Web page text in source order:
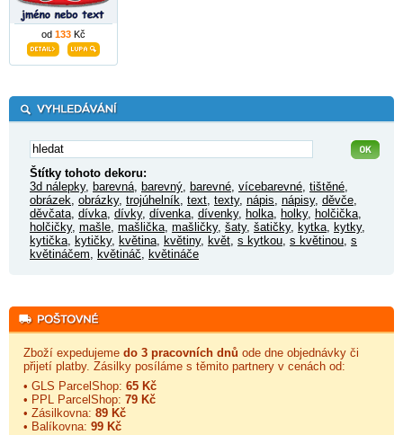
od 133 Kč
Štítky tohoto dekoru:
3d nálepky, barevná, barevný, barevné, vícebarevné, tištěné,
obrázek, obrázky, trojúhelník, text, texty, nápis, nápisy, děvče,
děvčata, dívka, dívky, dívenka, dívenky, holka, holky, holčička,
holčičky, mašle, mašlička, mašličky, šaty, šatičky, kytka, kytky,
kytička, kytičky, květina, květiny, květ, s kytkou, s květinou, s
květináčem, květináč, květináče
Zboží expedujeme do 3 pracovních dnů ode dne objednávky či
přijetí platby. Zásilky posíláme s těmito partnery v cenách od:
• GLS ParcelShop: 65 Kč
• PPL ParcelShop: 79 Kč
• Zásilkovna: 89 Kč
• Balíkovna: 99 Kč